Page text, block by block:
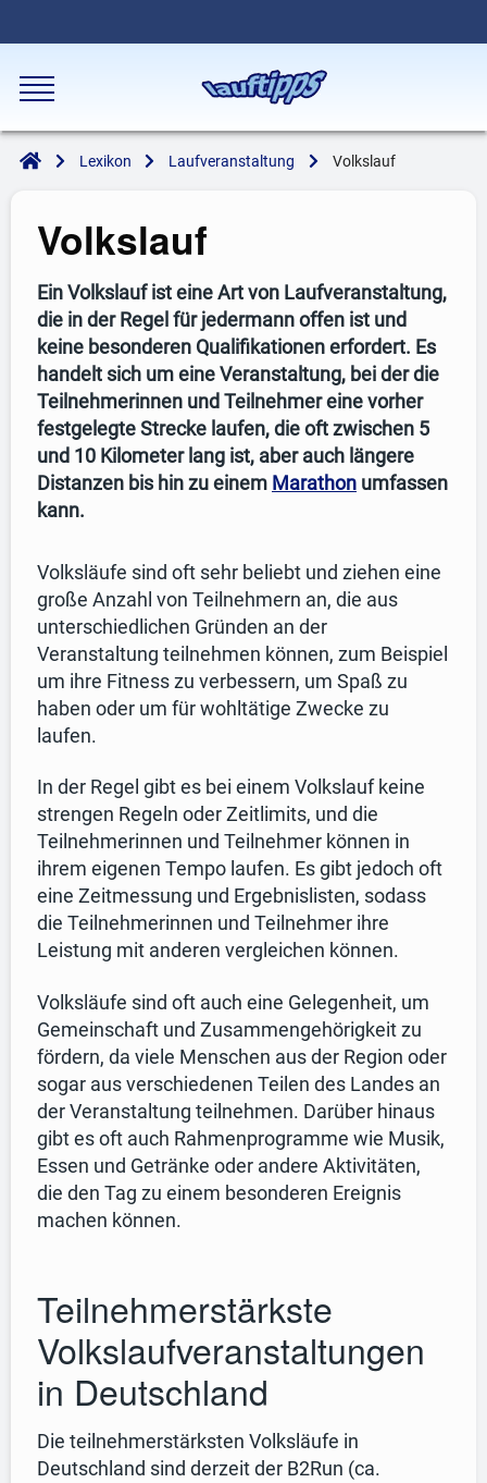
Lexikon Laufveranstaltung Volkslauf
Volkslauf
Ein Volkslauf ist eine Art von Laufveranstaltung,
die in der Regel für jedermann offen ist und
keine besonderen Qualifikationen erfordert. Es
handelt sich um eine Veranstaltung, bei der die
Teilnehmerinnen und Teilnehmer eine vorher
festgelegte Strecke laufen, die oft zwischen 5
und 10 Kilometer lang ist, aber auch längere
Distanzen bis hin zu einem Marathon umfassen
kann.
Volksläufe sind oft sehr beliebt und ziehen eine
große Anzahl von Teilnehmern an, die aus
unterschiedlichen Gründen an der
Veranstaltung teilnehmen können, zum Beispiel
um ihre Fitness zu verbessern, um Spaß zu
haben oder um für wohltätige Zwecke zu
laufen.
In der Regel gibt es bei einem Volkslauf keine
strengen Regeln oder Zeitlimits, und die
Teilnehmerinnen und Teilnehmer können in
ihrem eigenen Tempo laufen. Es gibt jedoch oft
eine Zeitmessung und Ergebnislisten, sodass
die Teilnehmerinnen und Teilnehmer ihre
Leistung mit anderen vergleichen können.
Volksläufe sind oft auch eine Gelegenheit, um
Gemeinschaft und Zusammengehörigkeit zu
fördern, da viele Menschen aus der Region oder
sogar aus verschiedenen Teilen des Landes an
der Veranstaltung teilnehmen. Darüber hinaus
gibt es oft auch Rahmenprogramme wie Musik,
Essen und Getränke oder andere Aktivitäten,
die den Tag zu einem besonderen Ereignis
machen können.
Teilnehmerstärkste
Volkslaufveranstaltungen
in Deutschland
Die teilnehmerstärksten Volksläufe in
Deutschland sind derzeit der B2Run (ca.